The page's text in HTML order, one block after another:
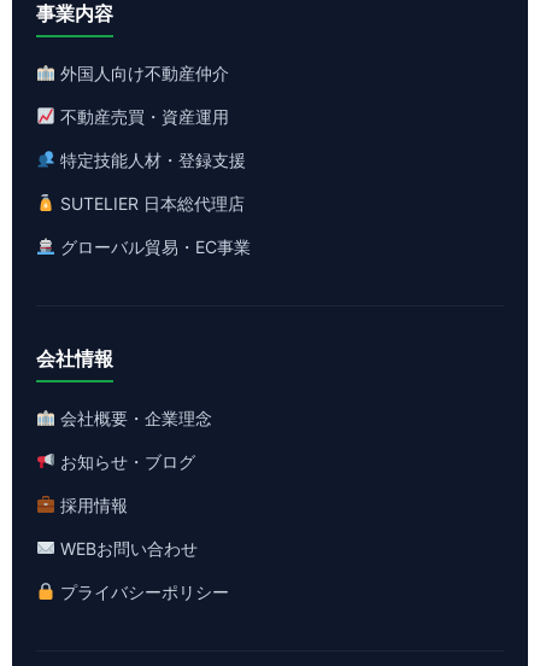
事業内容
外国人向け不動産仲介
不動産売買・資産運用
特定技能人材・登録支援
SUTELIER 日本総代理店
グローバル貿易・EC事業
会社情報
会社概要・企業理念
お知らせ・ブログ
採用情報
WEBお問い合わせ
プライバシーポリシー